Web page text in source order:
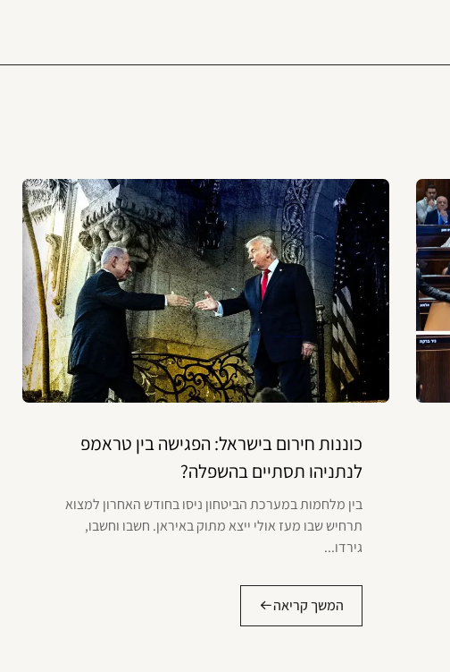
כוננות חירום בישראל: הפגישה בין טראמפ
לנתניהו תסתיים בהשפלה?
בין מלחמות במערכת הביטחון ניסו בחודש האחרון למצוא
תרחיש שבו מעז אולי ייצא מתוק באיראן. חשבו וחשבו,
גירדו...
המשך קריאה